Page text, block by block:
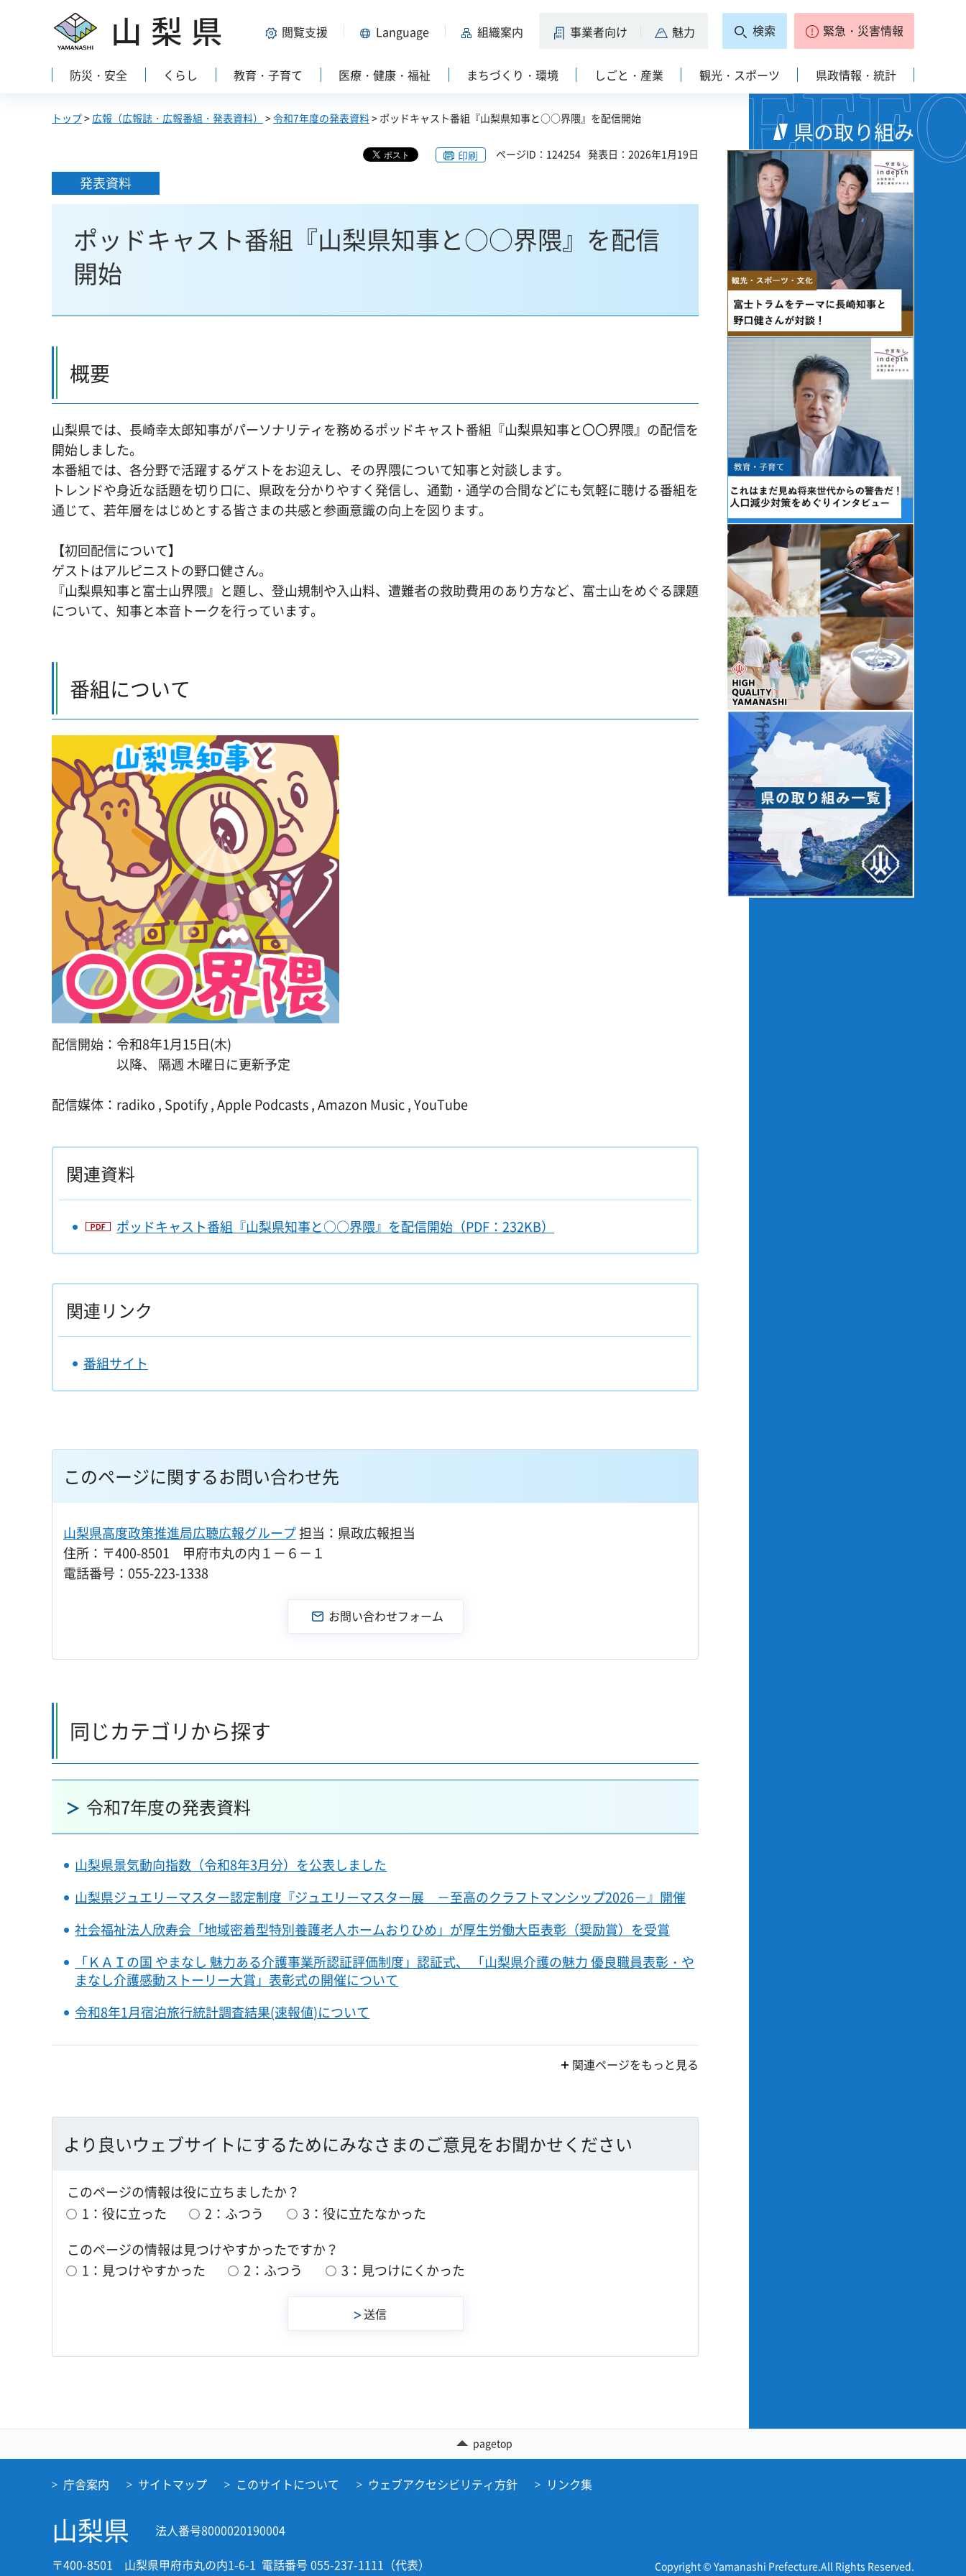
山梨県 閲覧支援 Language 組織案内 事業者向け 魅力 検索 緊急・災害情報
防災・安全 くらし 教育・子育て 医療・健康・福祉 まちづくり・環境 しごと・産業 観光・スポーツ 県政情報・統計
トップ> 広報（広報誌・広報番組・発表資料） >令和7年度の発表資料> ポッドキャスト番組『山梨県知事と○○界隈』を配信開始
印刷 ページID：124254 発表日：2026年1月19日
発表資料
ポッドキャスト番組『山梨県知事と○○界隈』を配信
開始
概要
山梨県では、長崎幸太郎知事がパーソナリティを務めるポッドキャスト番組『山梨県知事と〇〇界隈』の配信を
開始しました。
本番組では、各分野で活躍するゲストをお迎えし、その界隈について知事と対談します。
トレンドや身近な話題を切り口に、県政を分かりやすく発信し、通勤・通学の合間などにも気軽に聴ける番組を
通じて、若年層をはじめとする皆さまの共感と参画意識の向上を図ります。
【初回配信について】
ゲストはアルピニストの野口健さん。
『山梨県知事と富士山界隈』と題し、登山規制や入山料、遭難者の救助費用のあり方など、富士山をめぐる課題
について、知事と本音トークを行っています。
番組について
配信開始：令和8年1月15日(木)
以降、 隔週 木曜日に更新予定
配信媒体：radiko , Spotify , Apple Podcasts , Amazon Music , YouTube
関連資料
ポッドキャスト番組『山梨県知事と○○界隈』を配信開始（PDF：232KB）
関連リンク
番組サイト
このページに関するお問い合わせ先
山梨県高度政策推進局広聴広報グループ担当：県政広報担当
住所：〒400-8501 甲府市丸の内１－６－１
電話番号：055-223-1338
同じカテゴリから探す
令和7年度の発表資料
山梨県景気動向指数（令和8年3月分）を公表しました
山梨県ジュエリーマスター認定制度『ジュエリーマスター展 －至高のクラフトマンシップ2026－』開催
社会福祉法人欣寿会「地域密着型特別養護老人ホームおりひめ」が厚生労働大臣表彰（奨励賞）を受賞
「ＫＡＩの国 やまなし 魅力ある介護事業所認証評価制度」認証式、 「山梨県介護の魅力 優良職員表彰・や
まなし介護感動ストーリー大賞」表彰式の開催について
令和8年1月宿泊旅行統計調査結果(速報値)について
関連ページをもっと見る
より良いウェブサイトにするためにみなさまのご意見をお聞かせください
このページの情報は役に立ちましたか？
1：役に立った
2：ふつう
3：役に立たなかった
このページの情報は見つけやすかったですか？
1：見つけやすかった
2：ふつう 3：見つけにくかった
県の取り組み
pagetop
庁舎案内 サイトマップ このサイトについて ウェブアクセシビリティ方針 リンク集
山梨県
法人番号8000020190004
〒400-8501 山梨県甲府市丸の内1-6-1 電話番号 055-237-1111（代表） Copyright © Yamanashi Prefecture.All Rights Reserved.